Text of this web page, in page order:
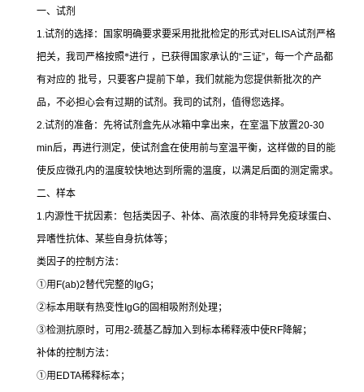
一、试剂
1.试剂的选择：国家明确要求要采用批批检定的形式对ELISA试剂严格
把关，我司严格按照*进行 ，已获得国家承认的“三证”，每一个产品都
有对应的 批号，只要客户提前下单，我们就能为您提供新批次的产
品，不必担心会有过期的试剂。我司的试剂，值得您选择。
2.试剂的准备：先将试剂盒先从冰箱中拿出来，在室温下放置20-30
min后，再进行测定，使试剂盒在使用前与室温平衡，这样做的目的能
使反应微孔内的温度较快地达到所需的温度，以满足后面的测定需求。
二、样本
1.内源性干扰因素：包括类因子、补体、高浓度的非特异免疫球蛋白、
异嗜性抗体、某些自身抗体等；
类因子的控制方法：
①用 F(ab)2替代完整的 IgG；
②标本用联有热变性 IgG的固相吸附剂处理；
③检测抗原时，可用2-巯基乙醇加入到标本稀释液中使RF降解；
补体的控制方法：
①用 EDTA稀释标本；